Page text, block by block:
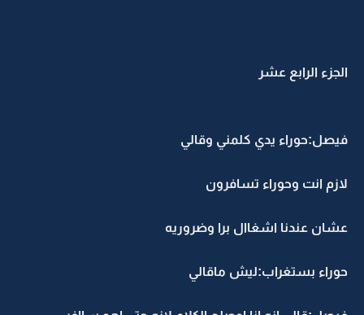
الجزء الرابع عشر
فيصل:حوراء يدي كلمني وقالي
لازم انت وحوراء تسافرون
عشان عندنا اشغاال برا وضروريه
حوراء بستغراب:ليش ماقالي